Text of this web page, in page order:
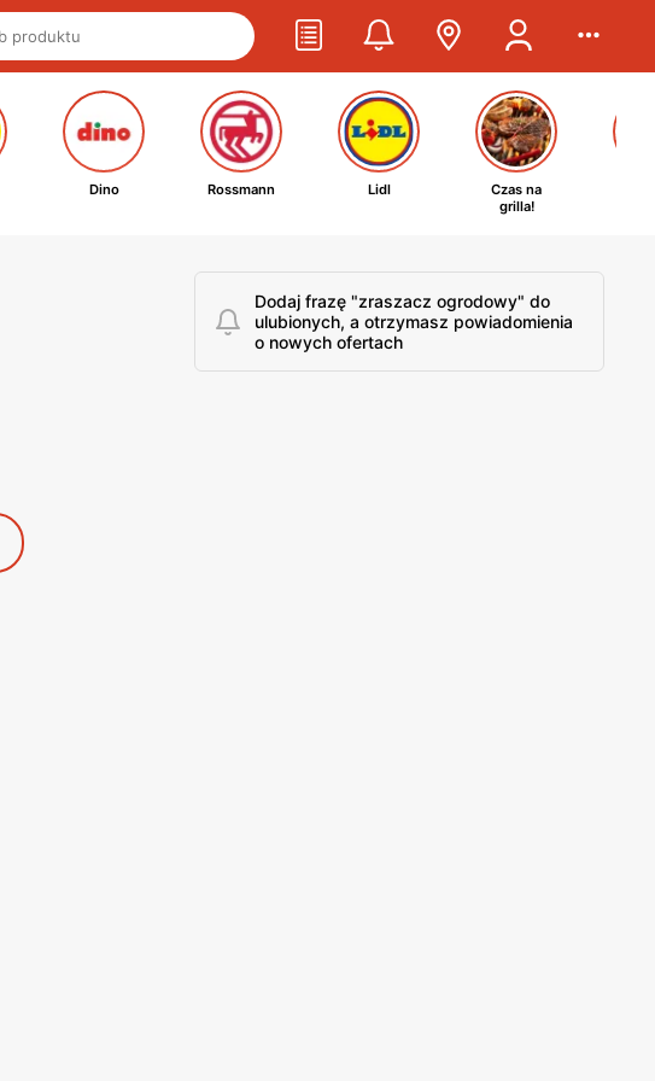
Dino Rossmann Lidl
Czas na
grilla!
Dodaj frazę "zraszacz ogrodowy" do
ulubionych, a otrzymasz powiadomienia
o nowych ofertach